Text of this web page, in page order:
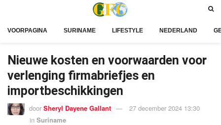
VOORPAGINA SURINAME LIFESTYLE NEDERLAND
Nieuwe kosten en voorwaarden voor
verlenging firmabriefjes en
importbeschikkingen
door Sheryl Dayene Gallant
27 december 2024 13:30
in Suriname